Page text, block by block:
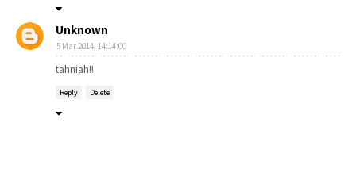
Unknown
5 Mar 2014, 14:14:00
tahniah!!
Reply Delete